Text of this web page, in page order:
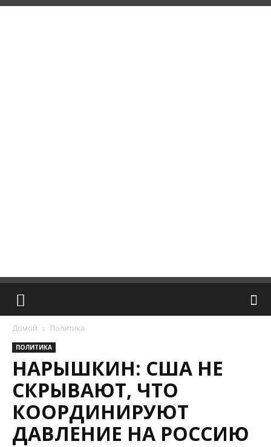
Домой Политика
ПОЛИТИКА
НАРЫШКИН: США НЕ
СКРЫВАЮТ, ЧТО
КООРДИНИРУЮТ
ДАВЛЕНИЕ НА РОССИЮ